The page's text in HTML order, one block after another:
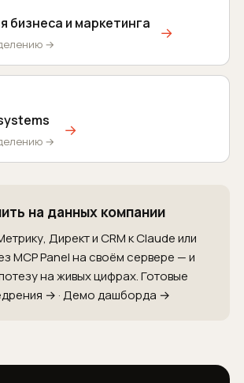
бизнеса и маркетинга
→
→
→
→
на данных компании
Директ и CRM к Claude или
MCP Panel на своём сервере — и
на живых цифрах.Готовые
→ ·Демо дашборда →